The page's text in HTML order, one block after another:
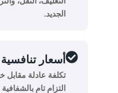
الجديد.
أسعار تنافسية
تكلفة عادلة مقابل
التزام تام